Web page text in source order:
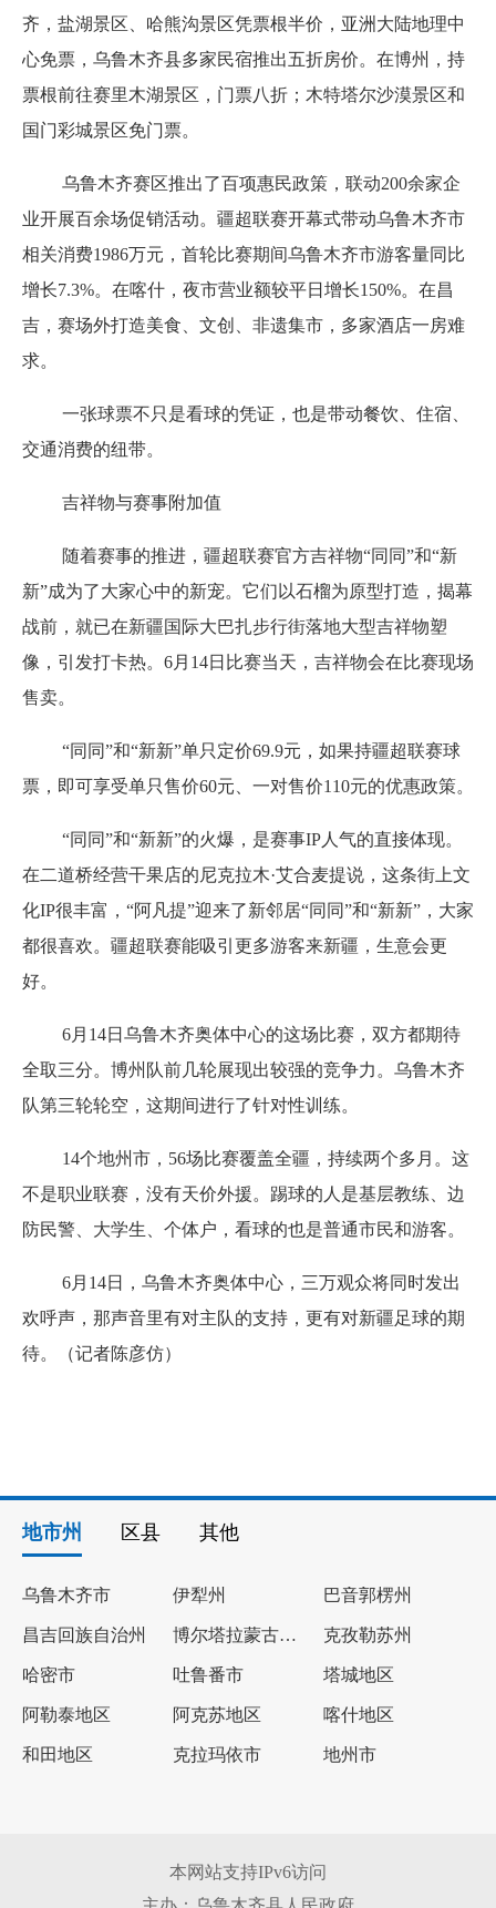
齐，盐湖景区、哈熊沟景区凭票根半价，亚洲大陆地理中
心免票，乌鲁木齐县多家民宿推出五折房价。在博州，持
票根前往赛里木湖景区，门票八折；木特塔尔沙漠景区和
国门彩城景区免门票。
乌鲁木齐赛区推出了百项惠民政策，联动200余家企
业开展百余场促销活动。疆超联赛开幕式带动乌鲁木齐市
相关消费1986万元，首轮比赛期间乌鲁木齐市游客量同比
增长7.3%。在喀什，夜市营业额较平日增长150%。在昌
吉，赛场外打造美食、文创、非遗集市，多家酒店一房难
求。
一张球票不只是看球的凭证，也是带动餐饮、住宿、
交通消费的纽带。
吉祥物与赛事附加值
随着赛事的推进，疆超联赛官方吉祥物“同同”和“新
新”成为了大家心中的新宠。它们以石榴为原型打造，揭幕
战前，就已在新疆国际大巴扎步行街落地大型吉祥物塑
像，引发打卡热。6月14日比赛当天，吉祥物会在比赛现场
售卖。
“同同”和“新新”单只定价69.9元，如果持疆超联赛球
票，即可享受单只售价60元、一对售价110元的优惠政策。
“同同”和“新新”的火爆，是赛事IP人气的直接体现。
在二道桥经营干果店的尼克拉木·艾合麦提说，这条街上文
化IP很丰富，“阿凡提”迎来了新邻居“同同”和“新新”，大家
都很喜欢。疆超联赛能吸引更多游客来新疆，生意会更
好。
6月14日乌鲁木齐奥体中心的这场比赛，双方都期待
全取三分。博州队前几轮展现出较强的竞争力。乌鲁木齐
队第三轮轮空，这期间进行了针对性训练。
14个地州市，56场比赛覆盖全疆，持续两个多月。这
不是职业联赛，没有天价外援。踢球的人是基层教练、边
防民警、大学生、个体户，看球的也是普通市民和游客。
6月14日，乌鲁木齐奥体中心，三万观众将同时发出
欢呼声，那声音里有对主队的支持，更有对新疆足球的期
待。（记者陈彦仿）
地市州 区县 其他
乌鲁木齐市 伊犁州 巴音郭楞州
昌吉回族自治州 博尔塔拉蒙古自治州 克孜勒苏州
哈密市 吐鲁番市 塔城地区
阿勒泰地区 阿克苏地区 喀什地区
和田地区 克拉玛依市 地州市
本网站支持IPv6访问